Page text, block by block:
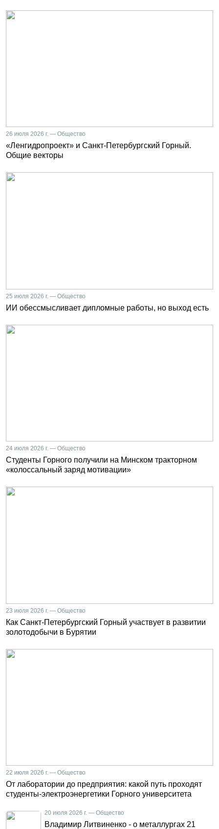
26 июля 2026 г. — Общество
«Ленгидропроект» и Санкт-Петербургский Горный.
Общие векторы
25 июля 2026 г. — Общество
ИИ обессмысливает дипломные работы, но выход есть
24 июля 2026 г. — Общество
Студенты Горного получили на Минском тракторном
«колоссальный заряд мотивации»
23 июля 2026 г. — Общество
Как Санкт-Петербургский Горный участвует в развитии
золотодобычи в Бурятии
22 июля 2026 г. — Общество
От лаборатории до предприятия: какой путь проходят
студенты-электроэнергетики Горного университета
20 июля 2026 г. — Общество
Владимир Литвиненко - о металлургах 21